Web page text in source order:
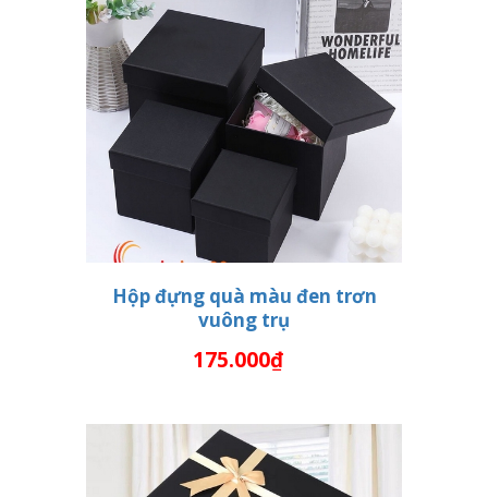
THÊM VÀO GIỎ HÀNG
Hộp đựng quà màu đen trơn
vuông trụ
175.000₫